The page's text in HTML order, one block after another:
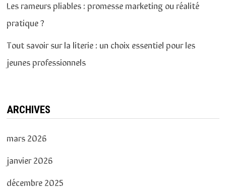
Les rameurs pliables : promesse marketing ou réalité
pratique ?
Tout savoir sur la literie : un choix essentiel pour les
jeunes professionnels
ARCHIVES
mars 2026
janvier 2026
décembre 2025